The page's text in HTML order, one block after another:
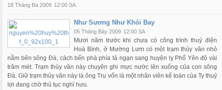
18 Tháng Ba 2009 12:00 SA
Như Sương Như Khói Bay
05 Tháng Bảy 2009 12:00 SA
Mươi năm trước khi chưa có công trình thuỷ điện
Hoà Bình, ở Mường Lưm có một trạm thủy văn nhỏ
nằm bên sông Đà, cách bến phà phía tả ngạn sang huyện lỵ Phổ Yên độ vài
trăm mét. Trạm thủy văn này chuyên ghi mực nước lên xuống của con sông
Đà. Giữ trạm thủy văn này là ông Trụ vốn là một nhân viên kế toán của Ty thuỷ
lợi đang chờ thủ tục nghỉ hưu.